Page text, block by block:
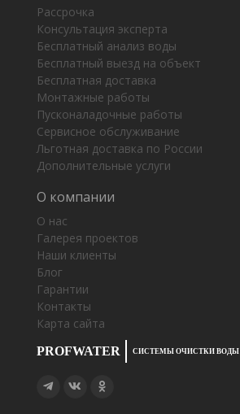
Рассрочка
Консультация эксперта
Бесплатный анализ воды
Бесплатный выезд на объект
Бесплатная доставка
Монтажные работы
Пусконаладочные работы
Сервисное обслуживание
Льготная доставка по России
Дополнительные услуги
О компании
О нас
Галерея проектов
Наши клиенты
Блог
Гарантии
Контакты
Карта сайта
PROFWATER СИСТЕМЫ ОЧИСТКИ ВОДЫ